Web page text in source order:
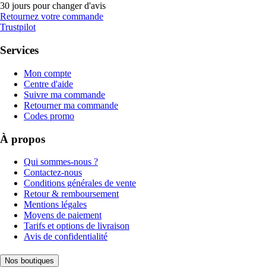
30 jours pour changer d'avis
Retournez votre commande
Trustpilot
Services
Mon compte
Centre d'aide
Suivre ma commande
Retourner ma commande
Codes promo
À propos
Qui sommes-nous ?
Contactez-nous
Conditions générales de vente
Retour & remboursement
Mentions légales
Moyens de paiement
Tarifs et options de livraison
Avis de confidentialité
Nos boutiques